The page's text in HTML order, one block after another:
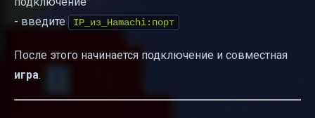
- введите
IP_из_Hamachi:порт
После этого начинается подключение и совместная
игра.